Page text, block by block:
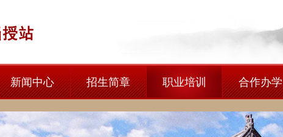
新闻中心 招生简章 职业培训 合作办学